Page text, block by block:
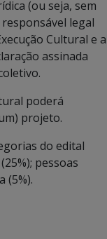
(ou seja, sem
responsável legal
Cultural e a
assinada
poderá
projeto.
do edital
pessoas
(5%).